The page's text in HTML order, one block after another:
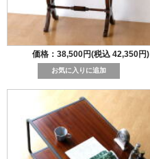
価格：38,500円(税込 42,350円)